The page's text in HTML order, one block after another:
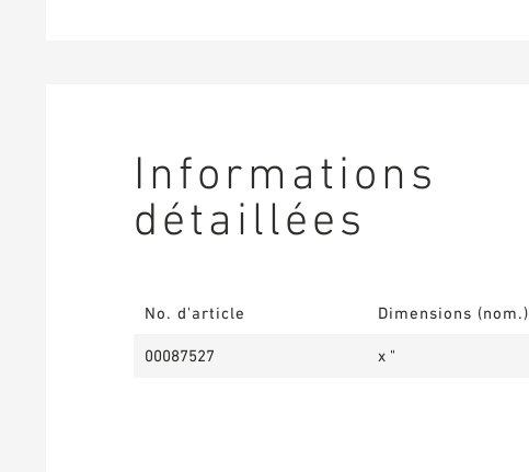
Informations
détaillées
No. d'article Dimensions (nom.)
00087527 x "